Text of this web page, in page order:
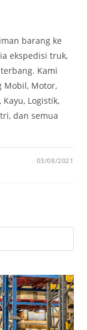
barang ke
ekspedisi truk,
Kami
Mobil, Motor,
Logistik,
dan semua
03/08/2021